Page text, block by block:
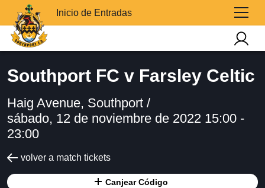
Inicio de Entradas
Southport FC v Farsley Celtic
Haig Avenue, Southport /
sábado, 12 de noviembre de 2022 15:00 -
23:00
volver a match tickets
Canjear Código